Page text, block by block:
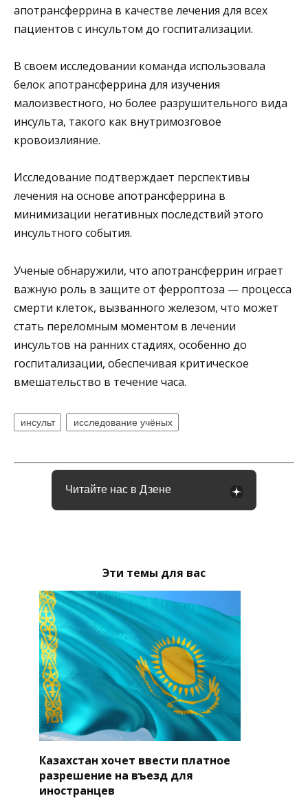
апотрансферрина в качестве лечения для всех
пациентов с инсультом до госпитализации.
В своем исследовании команда использовала
белок апотрансферрина для изучения
малоизвестного, но более разрушительного вида
инсульта, такого как внутримозговое
кровоизлияние.
Исследование подтверждает перспективы
лечения на основе апотрансферрина в
минимизации негативных последствий этого
инсультного события.
Ученые обнаружили, что апотрансферрин играет
важную роль в защите от ферроптоза — процесса
смерти клеток, вызванного железом, что может
стать переломным моментом в лечении
инсультов на ранних стадиях, особенно до
госпитализации, обеспечивая критическое
вмешательство в течение часа.
инсульт исследование учёных
Читайте нас в Дзене
Эти темы для вас
Казахстан хочет ввести платное
разрешение на въезд для
иностранцев